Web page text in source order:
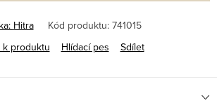
Hitra Kód produktu: 741015
k produktu
Hlídací pes Sdílet